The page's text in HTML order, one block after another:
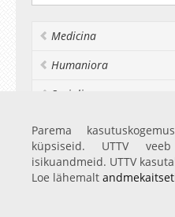
Medicina
Humaniora
Socialia
Realia et naturalia
Ülikoolist veel
Parema
küpsiseid. UTTV
isikuandmeid. UTTV
Loe lähemalt